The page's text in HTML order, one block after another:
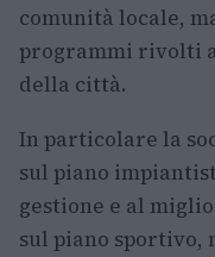
comunità locale,
programmi rivolti
della città.
In particolare la
sul piano
gestione e al
sul piano